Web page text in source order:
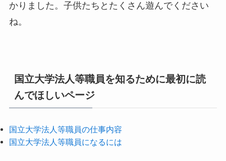
かりました。子供たちとたくさん遊んでください
ね。
国立大学法人等職員を知るために最初に読
んでほしいページ
国立大学法人等職員の仕事内容
国立大学法人等職員になるには